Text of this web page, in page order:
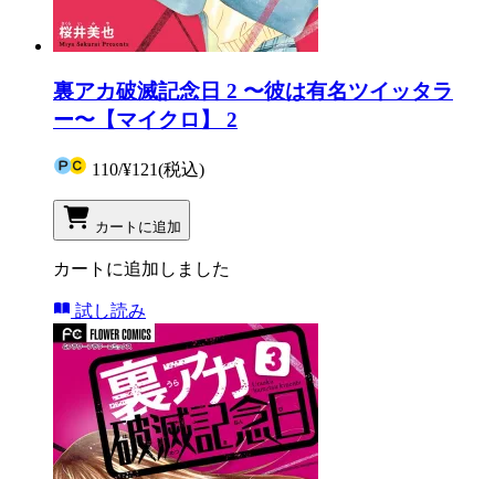
裏アカ破滅記念日 2 〜彼は有名ツイッタラ
ー〜【マイクロ】 2
110/¥121(税込)
カートに追加
カートに追加しました
試し読み